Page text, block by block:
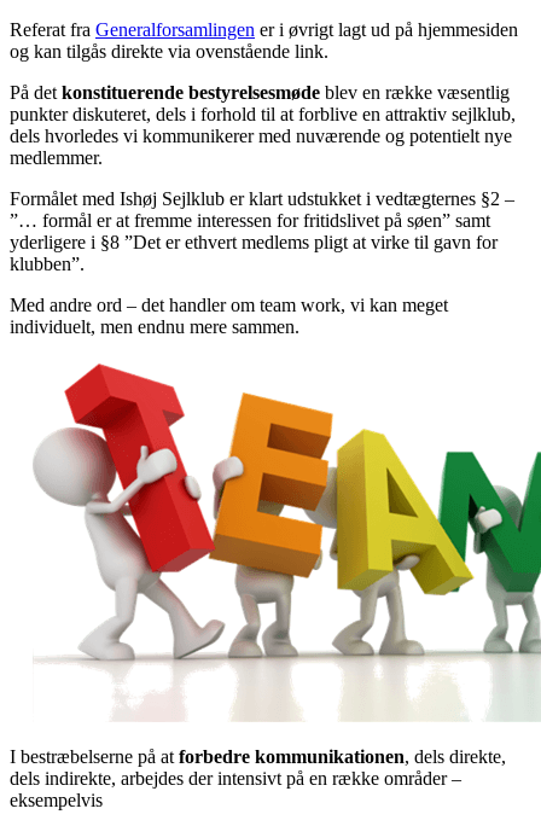
Referat fra Generalforsamlingen er i øvrigt lagt ud på hjemmesiden
og kan tilgås direkte via ovenstående link.
På det konstituerende bestyrelsesmøde blev en række væsentlig
punkter diskuteret, dels i forhold til at forblive en attraktiv sejlklub,
dels hvorledes vi kommunikerer med nuværende og potentielt nye
medlemmer.
Formålet med Ishøj Sejlklub er klart udstukket i vedtægternes §2 –
”… formål er at fremme interessen for fritidslivet på søen” samt
yderligere i §8 ”Det er ethvert medlems pligt at virke til gavn for
klubben”.
Med andre ord – det handler om team work, vi kan meget
individuelt, men endnu mere sammen.
I bestræbelserne på at forbedre kommunikationen, dels direkte,
dels indirekte, arbejdes der intensivt på en række områder –
eksempelvis